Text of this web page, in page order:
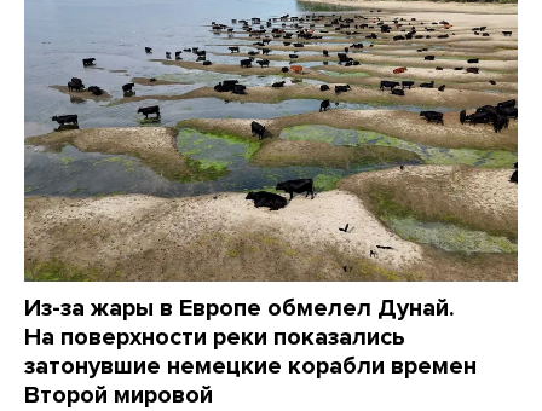
Из-за жары в Европе обмелел Дунай.
На поверхности реки показались
затонувшие немецкие корабли времен
Второй мировой